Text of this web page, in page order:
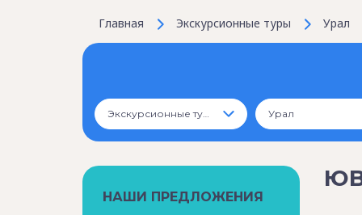
Главная Экскурсионные туры Урал
Экскурсионные туры Урал
НАШИ ПРЕДЛОЖЕНИЯ